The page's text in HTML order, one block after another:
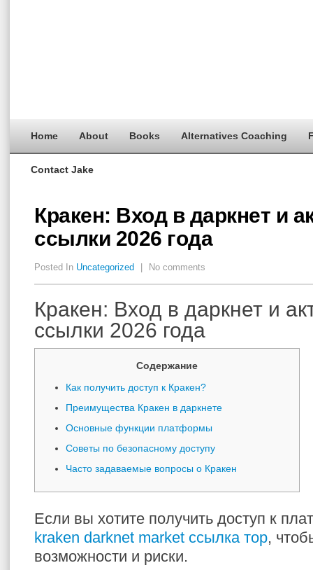
Home About Books Alternatives Coaching
Contact Jake
Кракен: Вход в даркнет и
ссылки 2026 года
Posted In Uncategorized No comments
Кракен: Вход в даркнет и
ссылки 2026 года
Содержание
Как получить доступ к Кракен?
Преимущества Кракен в даркнете
Основные функции платформы
Советы по безопасному доступу
Часто задаваемые вопросы о Кракен
Если вы хотите получить доступ к
kraken darknet market ссылка тор,
возможности и риски.